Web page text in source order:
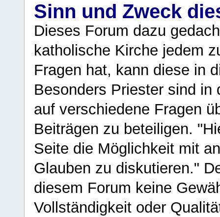
Sinn und Zweck
Dieses Forum dazu
katholische Kirche jedem
Fragen hat, kann diese in
Besonders Priester sind in
auf verschiedene Fragen
Beiträgen zu beteiligen.
Seite die Möglichkeit mit
Glauben zu diskutieren."
diesem Forum keine
Vollständigkeit oder